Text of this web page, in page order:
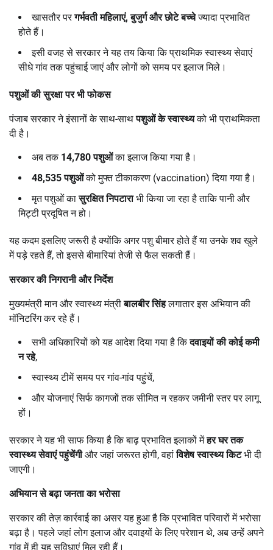
खासतौर परगर्भवती महिलाएं,बुजुर्ग और छोटे बच्चेज्यादा प्रभावित
होते हैं।
इसी वजह से सरकार ने यह तय किया कि प्राथमिक स्वास्थ्य सेवाएं
सीधे गांव तक पहुंचाई जाएं और लोगों को समय पर इलाज मिले।
पशुओं की सुरक्षा पर भी फोकस
पंजाब सरकार ने इंसानों के साथ-साथपशुओं के स्वास्थ्यको भी प्राथमिकता
दी है।
अब तक 14,780पशुओंका इलाज किया गया है।
48,535पशुओंको मुफ्त टीकाकरण (vaccination) दिया गया है।
मृत पशुओं कासुरक्षित निपटाराभी किया जा रहा है ताकि पानी और
मिट्टी प्रदूषित न हो।
यह कदम इसलिए जरूरी है क्योंकि अगर पशु बीमार होते हैं या उनके शव खुले
में पड़े रहते हैं, तो इससे बीमारियां तेजी से फैल सकती हैं।
सरकार की निगरानी और निर्देश
मुख्यमंत्री मान और स्वास्थ्य मंत्रीबालबीर सिंहलगातार इस अभियान की
मॉनिटरिंग कर रहे हैं।
सभी अधिकारियों को यह आदेश दिया गया है किदवाइयों की कोई कमी
न रहे,
स्वास्थ्य टीमें समय पर गांव-गांव पहुंचें,
और योजनाएं सिर्फ कागजों तक सीमित न रहकर जमीनी स्तर पर लागू
हों।
सरकार ने यह भी साफ किया है कि बाढ़ प्रभावित इलाकों मेंहर घर तक
स्वास्थ्य सेवाएं पहुंचेंगीऔर जहां जरूरत होगी, वहांविशेष स्वास्थ्य किटभी दी
जाएगी।
अभियान से बढ़ा जनता का भरोसा
सरकार की तेज़ कार्रवाई का असर यह हुआ है कि प्रभावित परिवारों में भरोसा
बढ़ा है। पहले जहां लोग इलाज और दवाइयों के लिए परेशान थे, अब उन्हें अपने
गांव में ही यह सुविधाएं मिल रही हैं।